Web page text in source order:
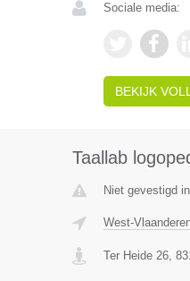
Sociale media:
BEKIJK
Taallab
Niet gevestigd
West-
Ter Heide 26,